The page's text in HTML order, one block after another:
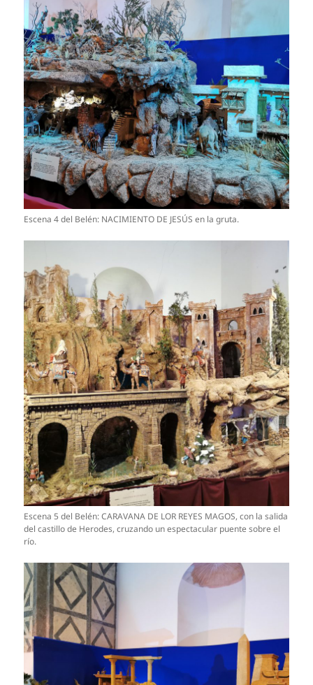
Escena 4 del Belén: NACIMIENTO DE JESÚS en la gruta.
Escena 5 del Belén: CARAVANA DE LOR REYES MAGOS, con la salida
del castillo de Herodes, cruzando un espectacular puente sobre el
río.